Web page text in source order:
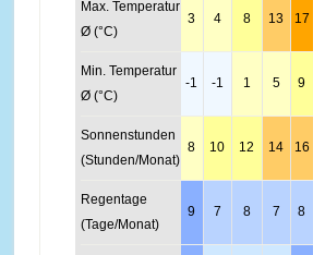
Max. Temperatur
Ø (°C)
3 4 8 13 17
Min. Temperatur
Ø (°C)
-1 -1 1 5 9
Sonnenstunden
(Stunden/Monat)
8 10 12 14 16
Regentage
(Tage/Monat)
9 7 8 7 8